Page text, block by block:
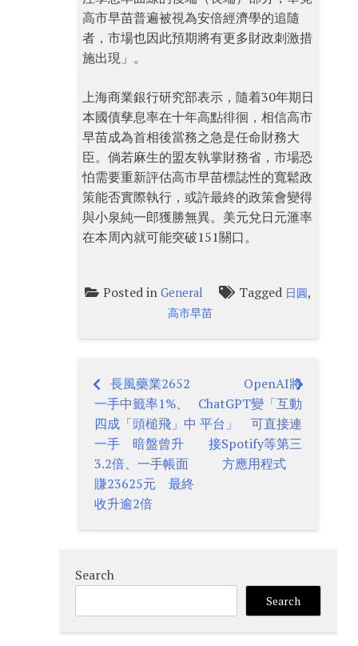
高市早苗普遍被視為安倍經濟學的追隨
者，市場也因此預期將有更多財政刺激措
施出現」。
上海商業銀行研究部表示，隨着30年期日
本國債孳息率在十年高點徘徊，相信高市
早苗成為首相後當務之急是任命財務大
臣。倘若麻生的盟友執掌財務省，市場恐
怕需要重新評估高市早苗標誌性的寬鬆政
策能否實際執行，或許最終的政策會變得
與小泉純一郎獲勝無異。美元兌日元滙率
在本周內就可能突破151關口。
Posted inGeneral Tagged 日圓,
高市早苗
Post
navigation
長風藥業2652
一手中籤率1%、
四成「頭槌飛」中
一手 暗盤曾升
3.2倍、一手帳面
賺23625元 最終
收升逾2倍
OpenAI將
ChatGPT變「互動
平台」 可直接連
接Spotify等第三
方應用程式
Search
Search